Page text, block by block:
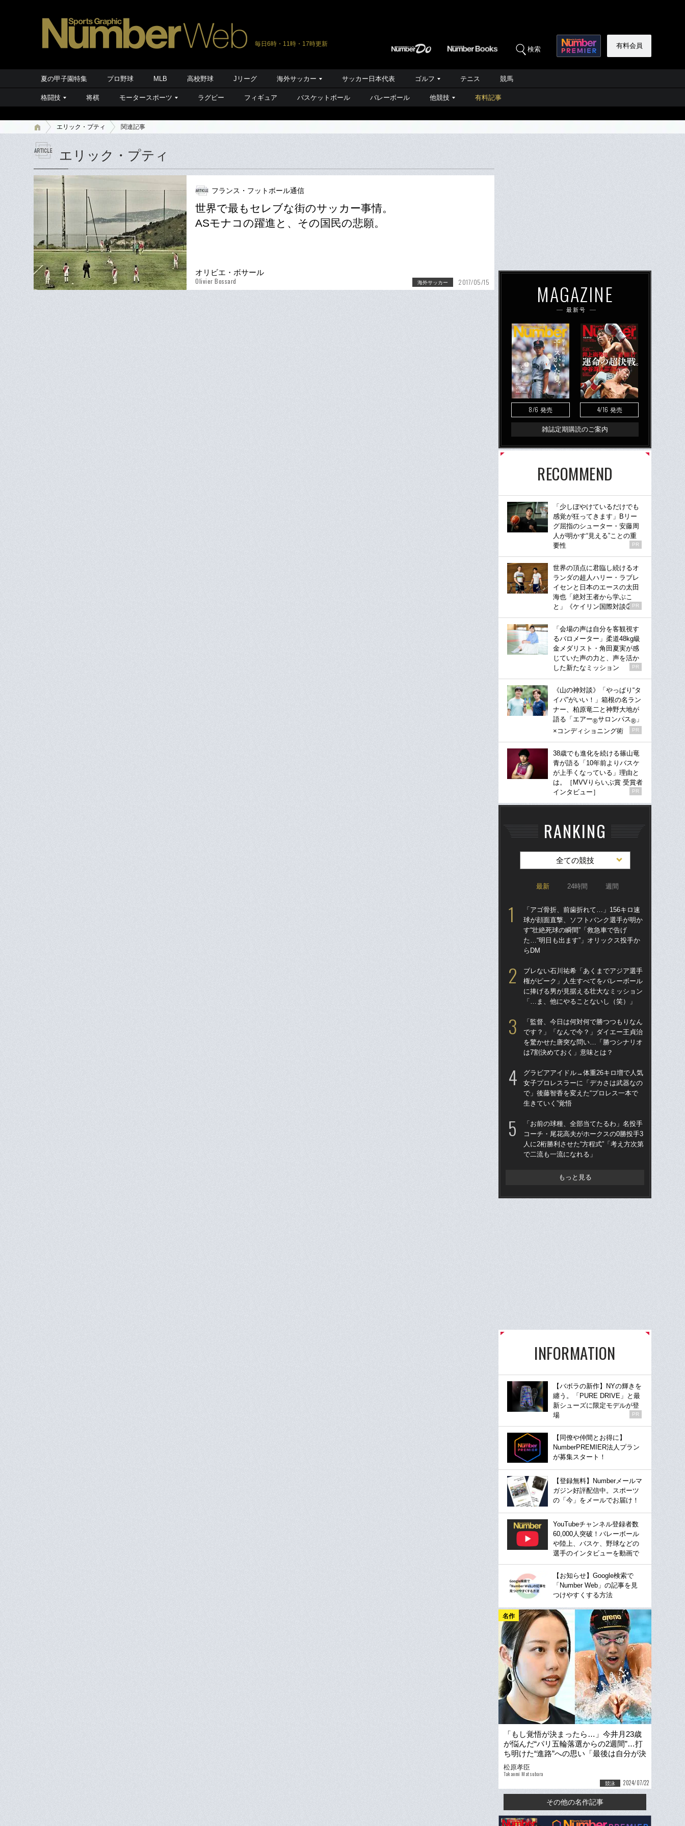
毎日6時・11時・17時更新
検索 有料会員
夏の甲子園特集 プロ野球 MLB 高校野球 Jリーグ 海外サッカー サッカー日本代表 ゴルフ テニス 競馬
格闘技 将棋 モータースポーツ ラグビー フィギュア バスケットボール バレーボール 他競技 有料記事
エリック・プティ 関連記事
エリック・プティ
フランス・フットボール通信
世界で最もセレブな街のサッカー事情。
ASモナコの躍進と、その国民の悲願。
オリビエ・ボサール
Olivier Bossard 海外サッカー 2017/05/15 MAGAZINE
最新号
8/6 発売 4/16 発売
雑誌定期購読のご案内
RECOMMEND
「少しぼやけているだけでも
感覚が狂ってきます」Bリー
グ屈指のシューター・安藤周
人が明かす“見える”ことの重
要性
PR
世界の頂点に君臨し続けるオ
ランダの超人ハリー・ラブレ
イセンと日本のエースの太田
海也「絶対王者から学ぶこ
と」《ケイリン国際対談②》
PR
「会場の声は自分を客観視す
るバロメーター」柔道48kg級
金メダリスト・角田夏実が感
じていた声の力と、声を活か
した新たなミッション
PR
《山の神対談》「やっぱり“タ
イパ”がいい！」箱根の名ラン
ナー、柏原竜二と神野大地が
語る「エアー®サロンパス® 」
×コンディショニング術
PR
38歳でも進化を続ける篠山竜
青が語る「10年前よりバスケ
が上手くなっている」理由と
は。［MVVりらいぶ賞 受賞者
インタビュー］
PR
RANKING
全ての競技
最新 24時間 週間
「アゴ骨折、前歯折れて…」156キロ速
球が顔面直撃、ソフトバンク選手が明か
す“壮絶死球の瞬間”「救急車で告げ
た…“明日も出ます”」オリックス投手か
らDM
ブレない石川祐希「あくまでアジア選手
権がピーク」人生すべてをバレーボール
に捧げる男が見据える壮大なミッション
「…ま、他にやることないし（笑）」
「監督、今日は何対何で勝つつもりなん
です？」「なんで今？」ダイエー王貞治
を驚かせた唐突な問い…「勝つシナリオ
は7割決めておく」意味とは？
グラビアアイドル→体重26キロ増で人気
女子プロレスラーに「デカさは武器なの
で」後藤智香を変えた“プロレス一本で
生きていく”覚悟
「お前の球種、全部当てたるわ」名投手
コーチ・尾花高夫がホークスの0勝投手3
人に2桁勝利させた“方程式”「考え方次第
で二流も一流になれる」
もっと見る
INFORMATION
【バボラの新作】NYの輝きを
纏う。「PURE DRIVE」と最
新シューズに限定モデルが登
場
PR
【同僚や仲間とお得に】
NumberPREMIER法人プラン
が募集スタート！
【登録無料】Numberメールマ
ガジン好評配信中。スポーツ
の「今」をメールでお届け！
YouTubeチャンネル登録者数
60,000人突破！バレーボール
や陸上、バスケ、野球などの
選手のインタビューを動画で
【お知らせ】Google検索で
「Number Web」の記事を見
つけやすくする方法
名作
「もし覚悟が決まったら…」今井月23歳
が悩んだ“パリ五輪落選からの2週間”…打
ち明けた“進路”への思い「最後は自分が決
めることなので」
松原孝臣
Takaomi Matsubara
競泳 2024/07/22
その他の名作記事